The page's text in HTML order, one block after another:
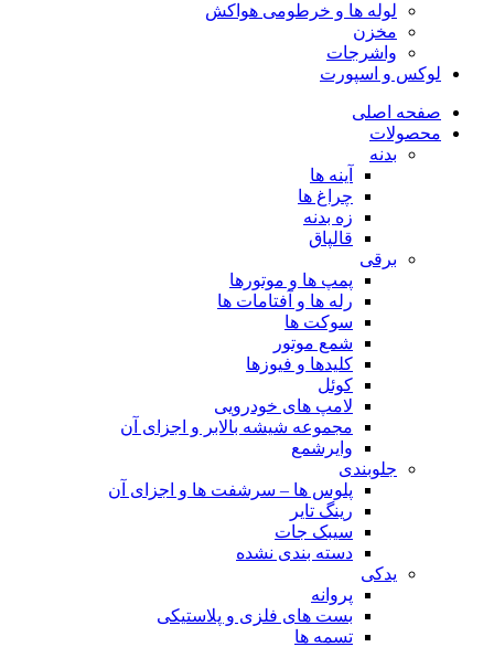
لوله ها و خرطومی هواکش
مخزن
واشرجات
لوکس و اسپورت
صفحه اصلی
محصولات
بدنه
آینه ها
چراغ ها
زه بدنه
قالپاق
برقی
پمپ ها و موتورها
رله ها و آفتامات ها
سوکت ها
شمع موتور
کلیدها و فیوزها
کوئل
لامپ های خودرویی
مجموعه شیشه بالابر و اجزای آن
وایرشمع
جلوبندی
پلوس ها – سرشفت ها و اجزای آن
رینگ تایر
سیبک جات
دسته بندی نشده
یدکی
پروانه
بست های فلزی و پلاستیکی
تسمه ها